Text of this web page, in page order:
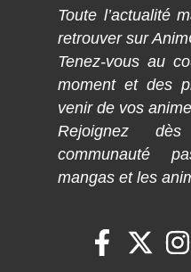
Toute l’actualité
retrouver sur
Tenez-vous au
moment et des
venir de vos
Rejoignez
communauté
mangas et les